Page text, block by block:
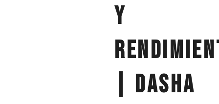
y
| Dasha